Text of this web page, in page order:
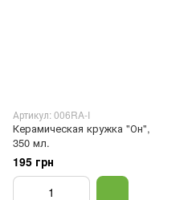
Артикул: 006RA-I
Керамическая кружка "Он",
350 мл.
195 грн